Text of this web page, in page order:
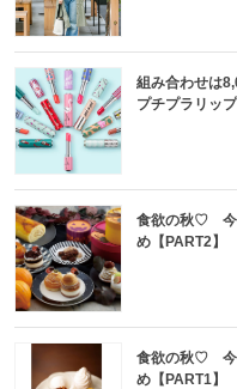
組み合わせは
プチプラリッ
食欲の秋♡ 今
め【PART2】
食欲の秋♡ 今
め【PART1】